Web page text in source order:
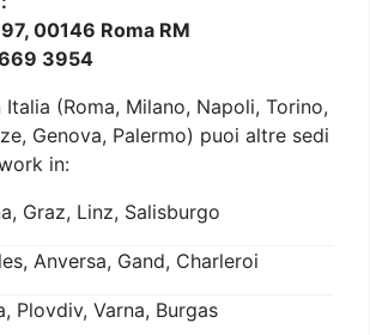
00146 Roma RM
3954
(Roma, Milano, Napoli, Torino,
Genova, Palermo) puoi altre sedi
in:
Graz, Linz, Salisburgo
Anversa, Gand, Charleroi
Plovdiv, Varna, Burgas